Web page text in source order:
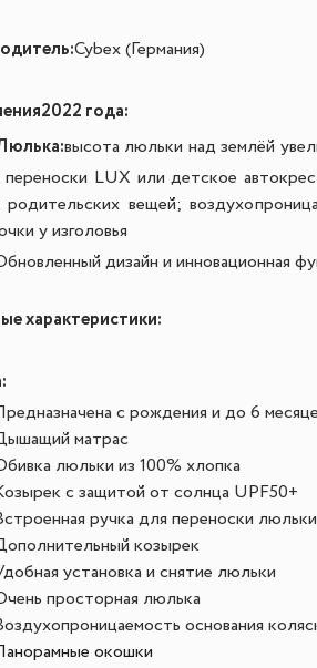
Cybex (Германия)
года:
высота люльки над землёй
переноски LUX или детское
родительских вещей;
у изголовья
дизайн и инновационная
характеристики:
с рождения и до 6
матрас
люльки из 100% хлопка
с защитой от солнца UPF50+
ручка для переноски люльки
козырек
установка и снятие люльки
просторная люлька
основания
окошки